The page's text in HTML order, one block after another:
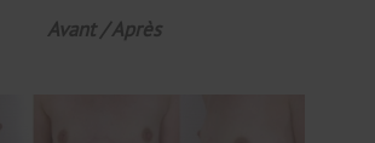
Avant / Après